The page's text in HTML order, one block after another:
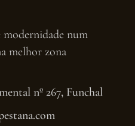
modernidade num
melhor zona
nº 267, Funchal